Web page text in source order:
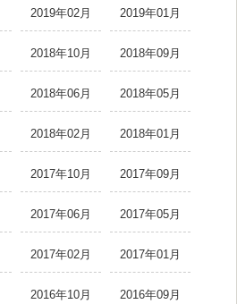
2019年02月 2019年01月
2018年10月 2018年09月
2018年06月 2018年05月
2018年02月 2018年01月
2017年10月 2017年09月
2017年06月 2017年05月
2017年02月 2017年01月
2016年10月 2016年09月